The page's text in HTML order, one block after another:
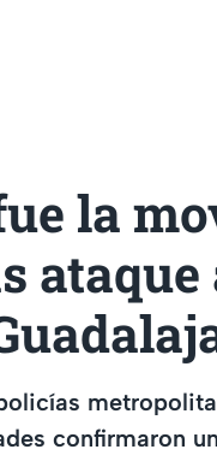
la
confirmaron